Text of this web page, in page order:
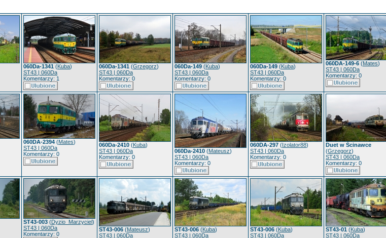
060Da-1341 (Kuba)
ST43 | 060Da
Komentarzy: 1
060Da-1341 (Grzegorz)
ST43 | 060Da
Komentarzy: 0
060Da-149 (Kuba)
ST43 | 060Da
Komentarzy: 0
060Da-149 (Kuba)
ST43 | 060Da
Komentarzy: 0
060DA-149-6 (Mates)
ST43 | 060Da
Komentarzy: 0
060DA-2394 (Mates)
ST43 | 060Da
Komentarzy: 0
060Da-2410 (Kuba)
ST43 | 060Da
Komentarzy: 0
060Da-2410 (Mateusz)
ST43 | 060Da
Komentarzy: 0
060DA-297 (Izolator88)
ST43 | 060Da
Komentarzy: 0
Duet w Ścinawce
(Grzegorz)
ST43 | 060Da
Komentarzy: 0
ST43-003 (Dyzio_Marzyciel)
ST43 | 060Da
Komentarzy: 0
ST43-006 (Mateusz)
ST43 | 060Da
ST43-006 (Kuba)
ST43 | 060Da
ST43-006 (Kuba)
ST43 | 060Da
ST43-01 (Kuba)
ST43 | 060Da